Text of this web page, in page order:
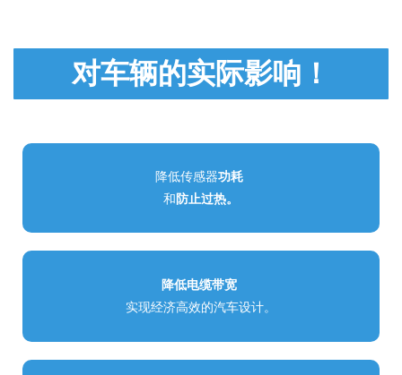
对车辆的实际影响！
降低传感器功耗
和防止过热。
降低电缆带宽
实现经济高效的汽车设计。